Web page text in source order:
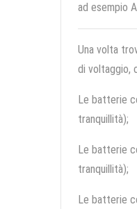
ad esempio
Una volta
di voltaggio,
Le batterie
tranquillità);
Le batterie
tranquillità);
Le batterie